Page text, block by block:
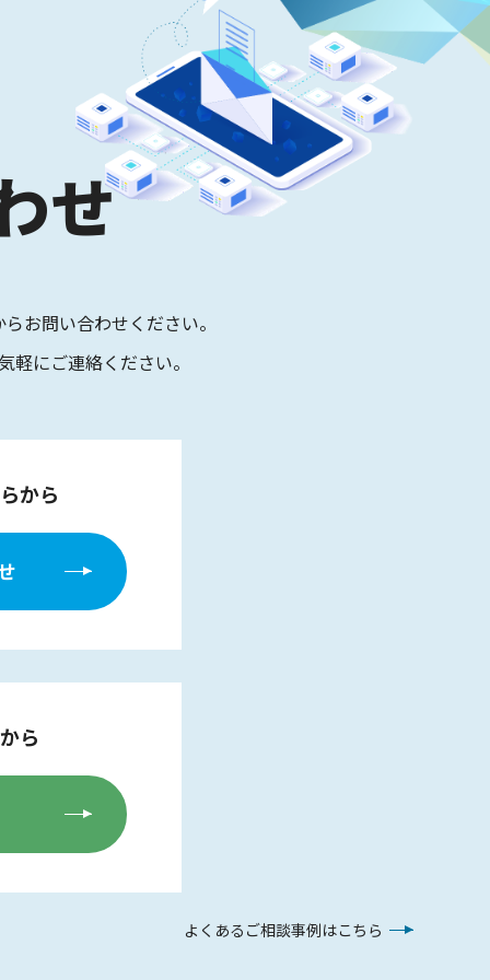
せ
お問い合わせください。
軽にご連絡ください。
から
ら
よくあるご相談事例はこちら